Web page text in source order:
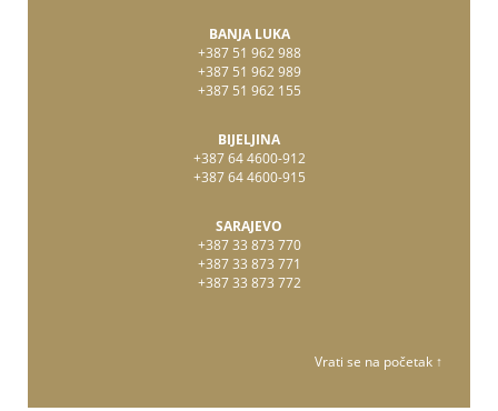
BANJA LUKA
+387 51 962 988
+387 51 962 989
+387 51 962 155
BIJELJINA
+387 64 4600-912
+387 64 4600-915
SARAJEVO
+387 33 873 770
+387 33 873 771
+387 33 873 772
Vrati se na početak ↑